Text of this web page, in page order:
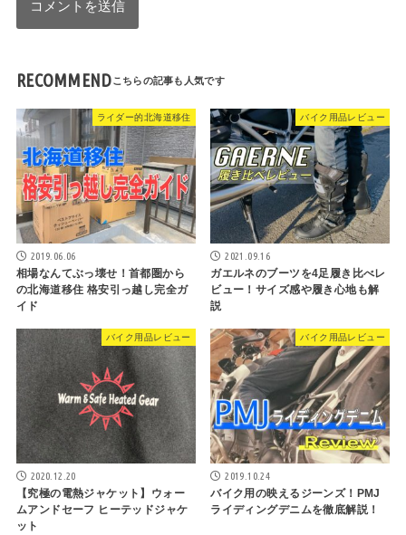
RECOMMEND
ライダー的北海道移住
2019.06.06
相場なんてぶっ壊せ！首都圏から
の北海道移住 格安引っ越し完全ガ
イド
バイク用品レビュー
2021.09.16
ガエルネのブーツを4足履き比べレ
ビュー！サイズ感や履き心地も解
説
バイク用品レビュー
2020.12.20
【究極の電熱ジャケット】ウォー
ムアンドセーフ ヒーテッドジャケ
ット
バイク用品レビュー
2019.10.24
バイク用の映えるジーンズ！PMJ
ライディングデニムを徹底解説！